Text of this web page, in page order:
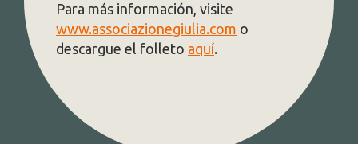
social: «Queremos brindar la
oportunidad de practicar el
juego del baloncesto a tantas niñas
niños como sea posible en la ciudad
Bondeno y sus alrededores». Para
obtener más información, visite el
www.matildebasket.com